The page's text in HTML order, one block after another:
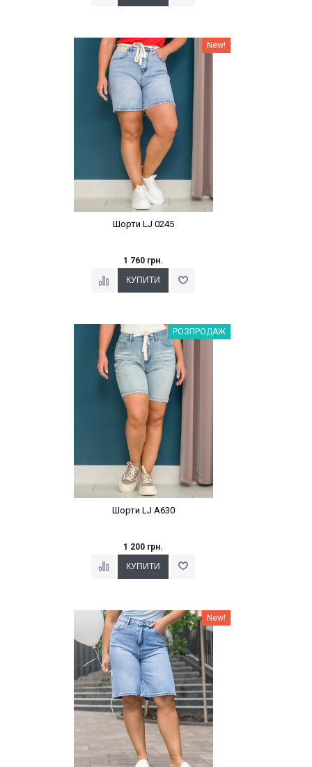
Наклейки Варіант з % New!
Шорти LJ 0245
1 760 грн.
Наклейки Варіант з %РОЗПРОДАЖ
Шорти LJ A630
1 200 грн.
Наклейки Варіант з % New!